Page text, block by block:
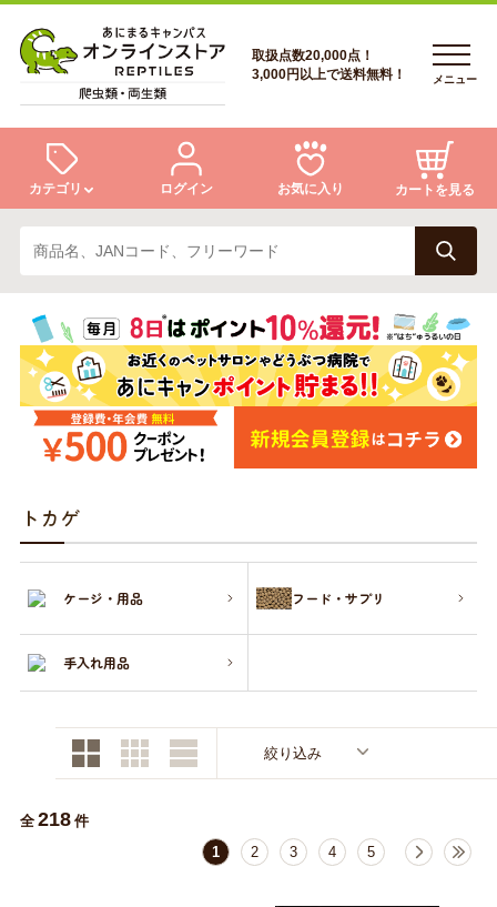
会員登録
あにまるキャンパスについて
アフターサービス
お問い合わせ
取扱点数20,000点！
3,000円以上で送料無料！
メニュー
カテゴリ
トカゲ ヘビ
カメ 両生類
ログイン お気に入り カートを見る
あにまるキャンパスについて
アフターサービス
商品リクエスト
お買い物ガイド
お問い合わせ
トカゲ
ケージ・用品 フード・サプリ
手入れ用品
絞り込み
全 218 件
1
2 3 4 5